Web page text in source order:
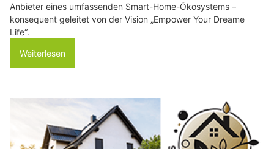
Anbieter eines umfassenden Smart-Home-Ökosystems –
konsequent geleitet von der Vision „Empower Your Dreame
Life“.
Weiterlesen